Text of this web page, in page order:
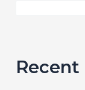
Recent